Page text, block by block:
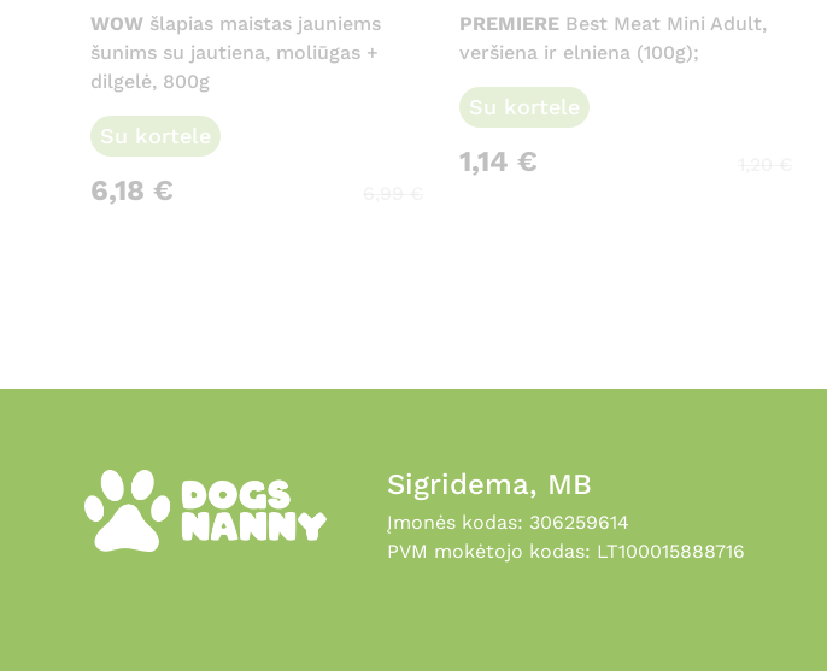
WOW šlapias maistas jauniems
šunims su jautiena, moliūgas +
dilgelė, 800g
Su kortele
6,18 €
PREMIERE Best Meat Mini Adult,
veršiena ir elniena (100g);
Su kortele
1,14 €
Sigridema, MB
Įmonės kodas: 306259614
PVM mokėtojo kodas: LT100015888716